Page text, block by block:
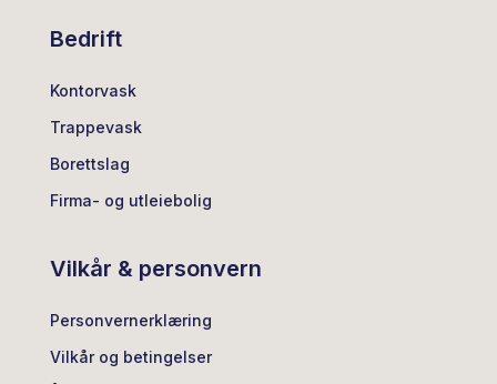
Bedrift
Kontorvask
Trappevask
Borettslag
Firma- og utleiebolig
Vilkår & personvern
Personvernerklæring
Vilkår og betingelser